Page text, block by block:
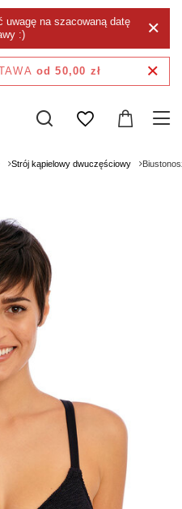
uwagę na szacowaną datę
:)
od 50,00 zł
Strój kąpielowy dwuczęściowy